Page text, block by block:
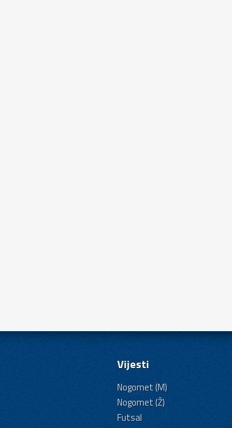
Vijesti
Nogomet (M)
Nogomet (Ž)
Futsal